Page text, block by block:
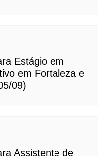
Estágio em
em Fortaleza e
09)
Assistente de